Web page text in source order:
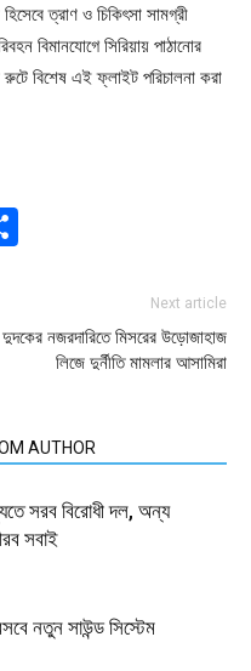
ত্রাণ ও চিকিৎসা সামগ্রী
বিমানযোগে সিরিয়ায় পাঠানোর
রুটে বিশেষ এই ফ্লাইট পরিচালনা করা
Next article
দুদকের নজরদারিতে মিসরের উড়োজাহাজ
লিজে দুর্নীতি মামলার আসামিরা
AUTHOR
সরব বিরোধী দল, অন্য
সবাই
নতুন সাউন্ড সিস্টেম